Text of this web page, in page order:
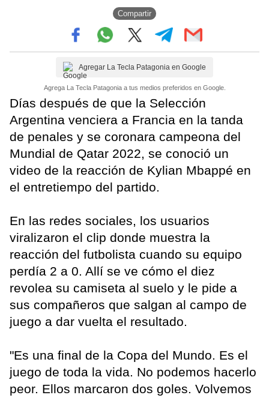
Compartir
Agregar La Tecla Patagonia en Google
Agrega La Tecla Patagonia a tus medios preferidos en Google.
Días después de que la Selección
Argentina venciera a Francia en la tanda
de penales y se coronara campeona del
Mundial de Qatar 2022, se conoció un
video de la reacción de Kylian Mbappé en
el entretiempo del partido.
En las redes sociales, los usuarios
viralizaron el clip donde muestra la
reacción del futbolista cuando su equipo
perdía 2 a 0. Allí se ve cómo el diez
revolea su camiseta al suelo y le pide a
sus compañeros que salgan al campo de
juego a dar vuelta el resultado.
"Es una final de la Copa del Mundo. Es el
juego de toda la vida. No podemos hacerlo
peor. Ellos marcaron dos goles. Volvemos